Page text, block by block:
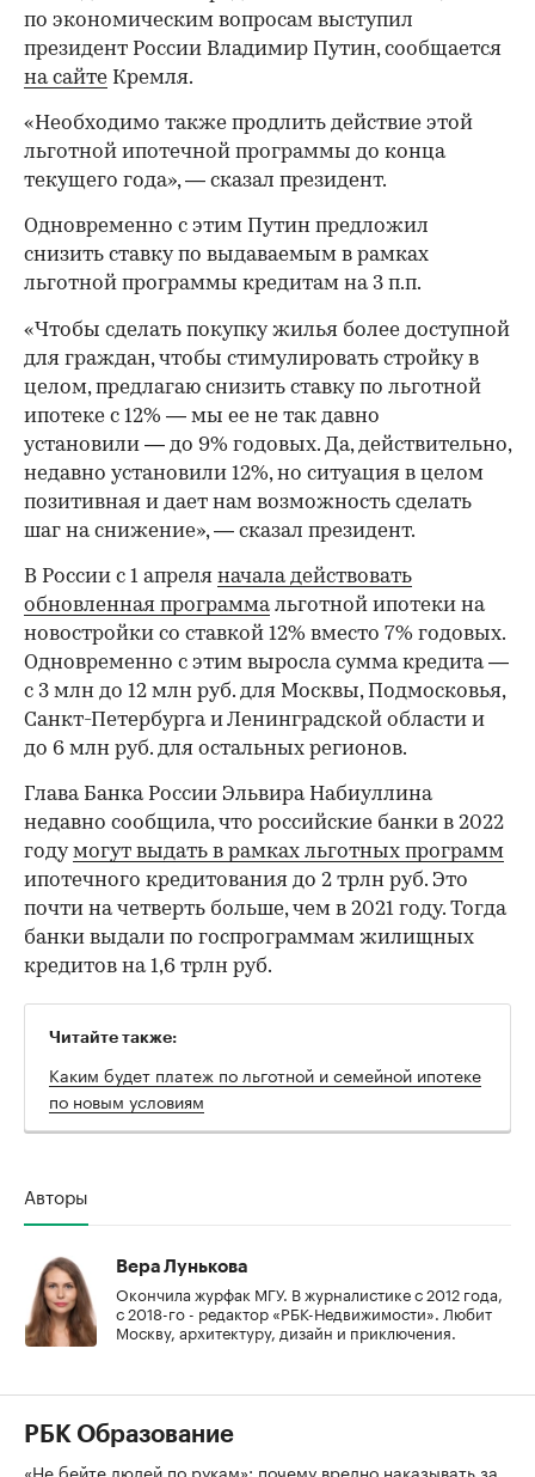
по экономическим вопросам выступил
президент России Владимир Путин, сообщается
на сайте Кремля.
«Необходимо также продлить действие этой
льготной ипотечной программы до конца
текущего года», — сказал президент.
Одновременно с этим Путин предложил
снизить ставку по выдаваемым в рамках
льготной программы кредитам на 3 п.п.
«Чтобы сделать покупку жилья более доступной
для граждан, чтобы стимулировать стройку в
целом, предлагаю снизить ставку по льготной
ипотеке с 12% — мы ее не так давно
установили — до 9% годовых. Да, действительно,
недавно установили 12%, но ситуация в целом
позитивная и дает нам возможность сделать
шаг на снижение», — сказал президент.
В России с 1 апреля начала действовать
обновленная программальготной ипотеки на
новостройки со ставкой 12% вместо 7% годовых.
Одновременно с этим выросла сумма кредита —
с 3 млн до 12 млн руб. для Москвы, Подмосковья,
Санкт-Петербурга и Ленинградской области и
до 6 млн руб. для остальных регионов.
Глава Банка России Эльвира Набиуллина
недавно сообщила, что российские банки в 2022
годумогут выдать в рамках льготных программ
ипотечного кредитования до 2 трлн руб. Это
почти на четверть больше, чем в 2021 году. Тогда
банки выдали по госпрограммам жилищных
кредитов на 1,6 трлн руб.
Читайте также:
Каким будет платеж по льготной и семейной ипотеке
по новым условиям
Авторы
Вера Лунькова
Окончила журфак МГУ. В журналистике с 2012 года,
с 2018-го - редактор «РБК-Недвижимости». Любит
Москву, архитектуру, дизайн и приключения.
РБК Образование
«Не бейте людей по рукам»: почему вредно наказывать за